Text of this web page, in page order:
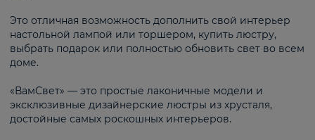
Это отличная возможность дополнить свой интерьер
настольной лампой или торшером, купить люстру,
выбрать подарок или полностью обновить свет во всем
доме.
«ВамСвет» — это простые лаконичные модели и
эксклюзивные дизайнерские люстры из хрусталя,
достойные самых роскошных интерьеров.